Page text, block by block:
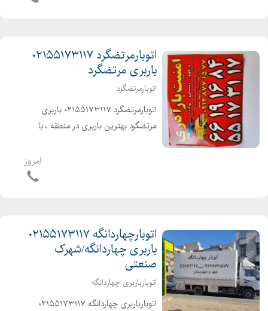
اتوبارمرتضگرد ۰۲۱۵۵۱۷۳۱۱۷
باربری مرتضگرد
اتوبارمرتضگرد
اتوبارمرتضگرد ۰۲۱۵۵۱۷۳۱۱۷ باربری
مرتضگرد بهترین باربری در منطقه ، با
امروز
اتوبارچهاردانگه ۰۲۱۵۵۱۷۳۱۱۷
باربری چهاردانگه/شهرک
صنعتی
اتوبارباربری چهاردانگه
اتوبارباربری چهاردانگه ۰۲۱۵۵۱۷۳۱۱۷